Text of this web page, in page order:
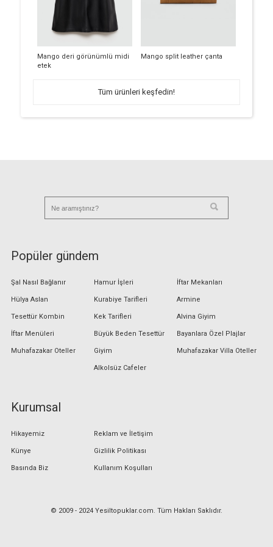
Mango deri görünümlü midi
etek
Mango split leather çanta
Tüm ürünleri keşfedin!
Popüler gündem
Şal Nasıl Bağlanır
Hülya Aslan
Tesettür Kombin
İftar Menüleri
Muhafazakar Oteller
Hamur İşleri
Kurabiye Tarifleri
Kek Tarifleri
Büyük Beden Tesettür
Giyim
Alkolsüz Cafeler
İftar Mekanları
Armine
Alvina Giyim
Bayanlara Özel Plajlar
Muhafazakar Villa Oteller
Kurumsal
Hikayemiz
Künye
Basında Biz
Reklam ve İletişim
Gizlilik Politikası
Kullanım Koşulları
© 2009 - 2024 Yesiltopuklar.com. Tüm Hakları Saklıdır.